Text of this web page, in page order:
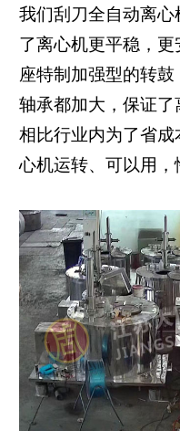
我们刮刀全自动离心
了离心机更平稳，
座特制加强型的转鼓
轴承都加大，保证了
相比行业内为了省
心机运转、可以用，